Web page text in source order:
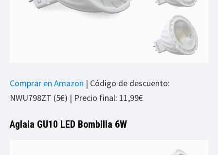
Comprar en Amazon | Código de descuento:
NWU798ZT (5€) | Precio final: 11,99€
Aglaia GU10 LED Bombilla 6W